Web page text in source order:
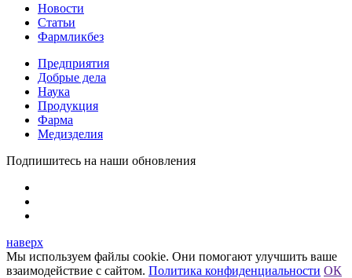
Новости
Статьи
Фармликбез
Предприятия
Добрые дела
Наука
Продукция
Фарма
Медизделия
Подпишитесь на наши обновления
наверх
Мы используем файлы cookie. Они помогают улучшить ваше
взаимодействие с сайтом. Политика конфиденциальности ОК